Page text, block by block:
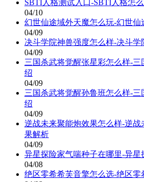
SBTI人格测试入口-SBTI人格怎
04/10
幻世仙途域外天魔怎么玩-幻世仙
04/09
决斗学院神兽强度怎么样-决斗学
04/09
三国杀武将觉醒张星彩怎么样-
绍
04/09
三国杀武将觉醒孙鲁班怎么样-
绍
04/09
逆战未来聚能炮效果怎么样-逆战
果解析
04/09
异星探险家气喘种子在哪里-异星
04/08
绝区零希希芙音擎怎么选-绝区